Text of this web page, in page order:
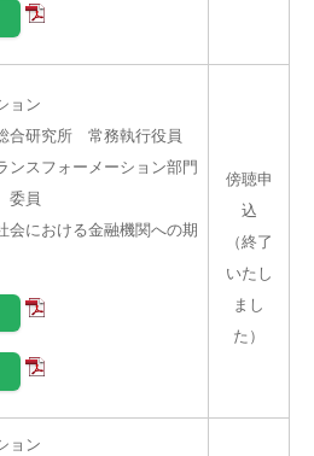
ョン
合研究所 常務執行役員
ンスフォーメーション部門
員
会における金融機関への期
傍聴申
込
（終了
いたし
まし
た）
ョン